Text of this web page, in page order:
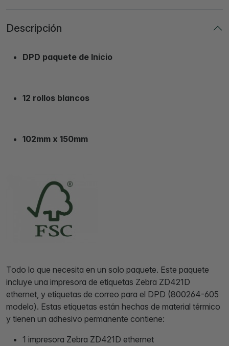
Descripción
DPD paquete de Inicio
12 rollos blancos
102mm x 150mm
Todo lo que necesita en un solo paquete. Este paquete
incluye una impresora de etiquetas Zebra ZD421D
ethernet, y etiquetas de correo para el DPD (800264-605
modelo). Estas etiquetas están hechas de material térmico
y tienen un adhesivo permanente contiene:
1 impresora Zebra ZD421D ethernet